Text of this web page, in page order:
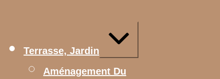
Terrasse, Jardin
Aménagement Du